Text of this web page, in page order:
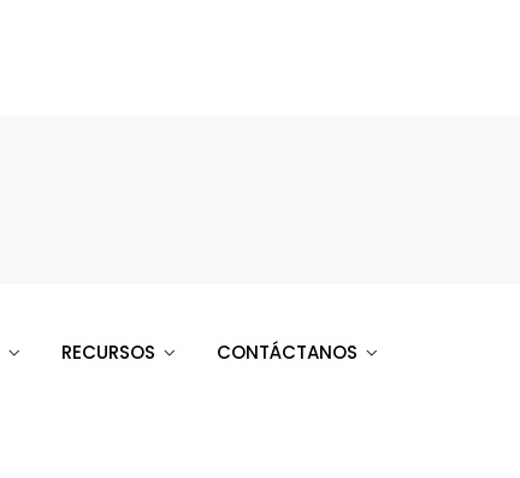
RECURSOS CONTÁCTANOS